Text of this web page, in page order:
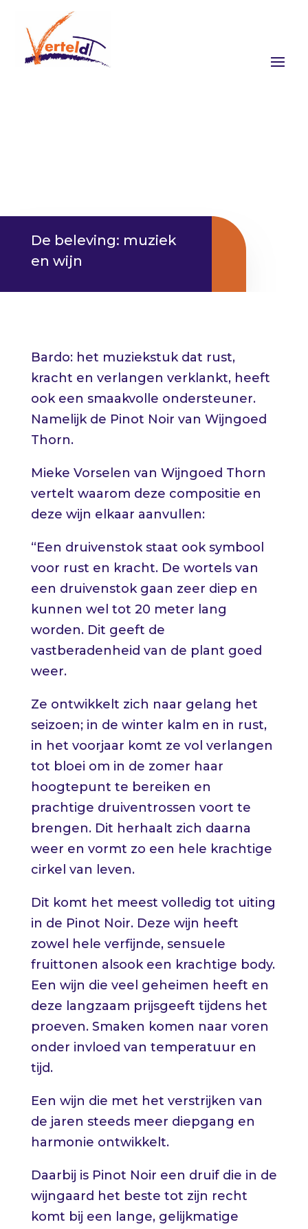
De beleving: muziek
en wijn
Bardo: het muziekstuk dat rust,
kracht en verlangen verklankt, heeft
ook een smaakvolle ondersteuner.
Namelijk de Pinot Noir van Wijngoed
Thorn.
Mieke Vorselen van Wijngoed Thorn
vertelt waarom deze compositie en
deze wijn elkaar aanvullen:
“Een druivenstok staat ook symbool
voor rust en kracht. De wortels van
een druivenstok gaan zeer diep en
kunnen wel tot 20 meter lang
worden. Dit geeft de
vastberadenheid van de plant goed
weer.
Ze ontwikkelt zich naar gelang het
seizoen; in de winter kalm en in rust,
in het voorjaar komt ze vol verlangen
tot bloei om in de zomer haar
hoogtepunt te bereiken en
prachtige druiventrossen voort te
brengen. Dit herhaalt zich daarna
weer en vormt zo een hele krachtige
cirkel van leven.
Dit komt het meest volledig tot uiting
in de Pinot Noir. Deze wijn heeft
zowel hele verfijnde, sensuele
fruittonen alsook een krachtige body.
Een wijn die veel geheimen heeft en
deze langzaam prijsgeeft tijdens het
proeven. Smaken komen naar voren
onder invloed van temperatuur en
tijd.
Een wijn die met het verstrijken van
de jaren steeds meer diepgang en
harmonie ontwikkelt.
Daarbij is Pinot Noir een druif die in de
wijngaard het beste tot zijn recht
komt bij een lange, gelijkmatige